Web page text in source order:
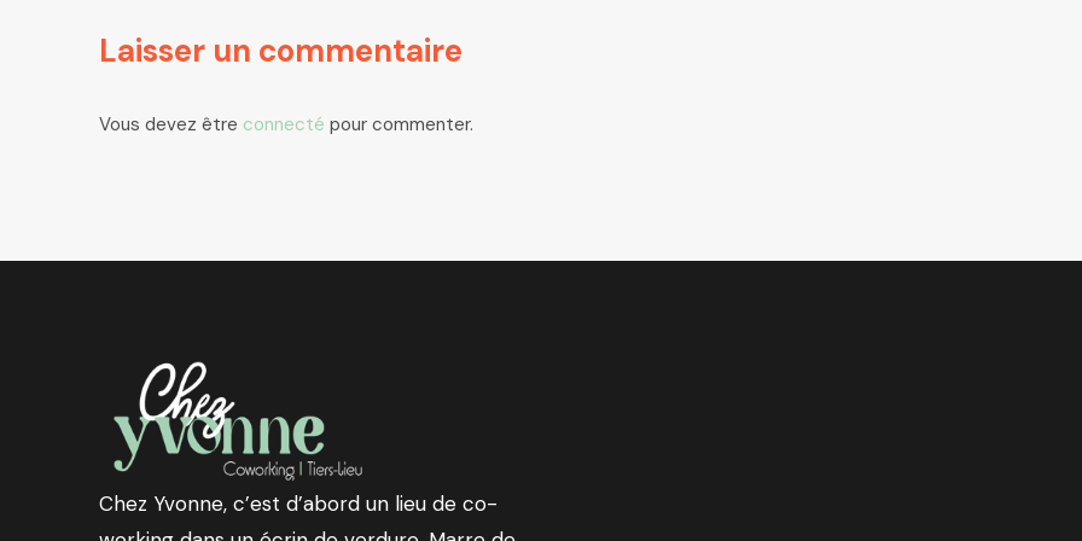
Laisser un commentaire
Vous devez être connecté pour commenter.
Chez Yvonne, c’est d’abord un lieu de co-